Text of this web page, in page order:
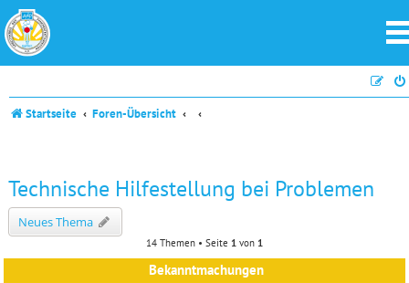
Startseite Foren-Übersicht
Technische Hilfestellung bei Problemen
Neues Thema
14 Themen • Seite 1 von 1
Bekanntmachungen